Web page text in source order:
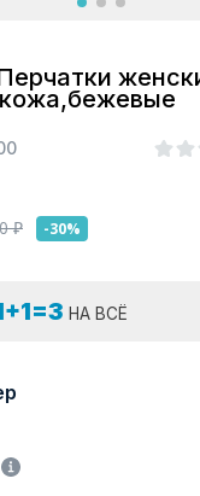
₽ -30%
НА ВСЁ